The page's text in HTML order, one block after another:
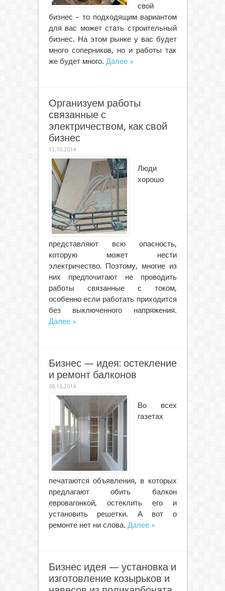
свой
бизнес – то подходящим вариантом
для вас может стать строительный
бизнес. На этом рынке у вас будет
много соперников, но и работы так
же будет много. Далее »
Организуем работы
связанные с
электричеством, как свой
бизнес
12.10.2014
Люди
хорошо
представляют всю опасность,
которую может нести
электричество. Поэтому, многие из
них предпочитают не проводить
работы связанные с током,
особенно если работать приходится
без выключенного напряжения.
Далее »
Бизнес — идея: остекление
и ремонт балконов
08.10.2014
Во всех
газетах
печатаются объявления, в которых
предлагают обить балкон
евровагонкой, остеклить его и
установить решетки. А вот о
ремонте нет ни слова. Далее »
Бизнес идея — установка и
изготовление козырьков и